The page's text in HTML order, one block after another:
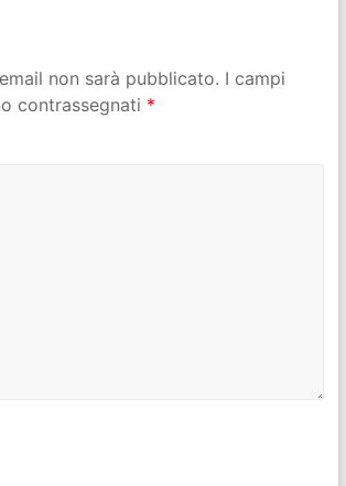
non sarà pubblicato. I campi
contrassegnati *